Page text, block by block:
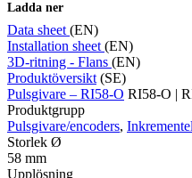
Övrigt
KablageESD / Antistatutrustning
Ladda ner
Data sheet (EN)
Installation sheet (EN)
3D-ritning - Flans (EN)
Produktöversikt (SE)
Pulsgivare – RI58-O RI58-O |
Produktgrupp
Pulsgivare/encoders,
Storlek Ø
58 mm
Upplösning